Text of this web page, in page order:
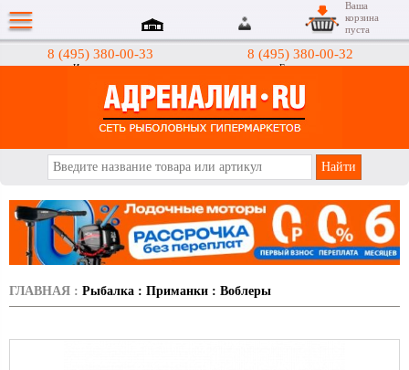
8 (495) 380-00-33
Интернет-магазин
8 (495) 380-00-32
Гипермаркеты
Ваша
корзина
пуста
ГЛАВНАЯ : Рыбалка : Приманки : Воблеры